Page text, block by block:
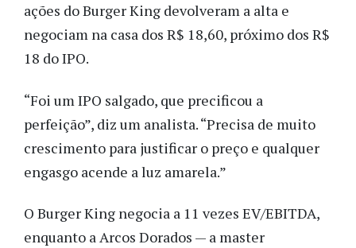
ações do Burger King devolveram a alta e
negociam na casa dos R$ 18,60, próximo dos R$
18 do IPO.
“Foi um IPO salgado, que precificou a
perfeição”, diz um analista. “Precisa de muito
crescimento para justificar o preço e qualquer
engasgo acende a luz amarela.”
O Burger King negocia a 11 vezes EV/EBITDA,
enquanto a Arcos Dorados — a master